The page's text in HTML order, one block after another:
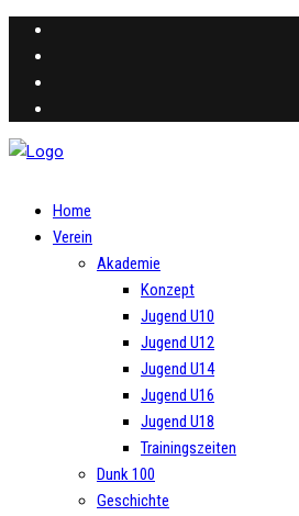
Home
Verein
Akademie
Konzept
Jugend U10
Jugend U12
Jugend U14
Jugend U16
Jugend U18
Trainingszeiten
Dunk 100
Geschichte